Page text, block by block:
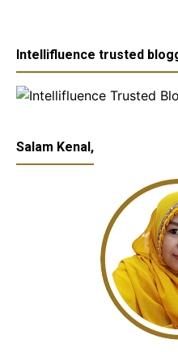
Intellifluence trusted
Salam Kenal,